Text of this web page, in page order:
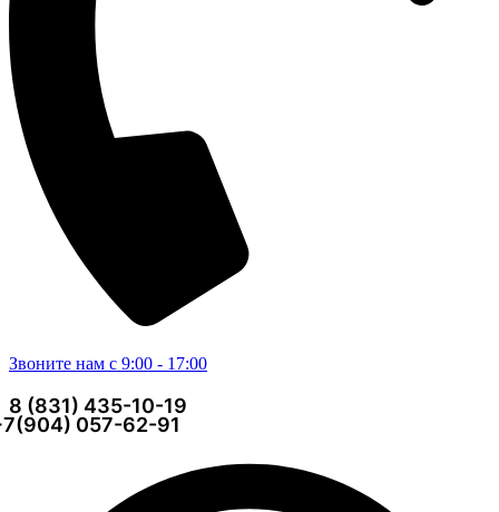
Звоните нам с 9:00 - 17:00
8 (831) 435-10-19
057-62-91